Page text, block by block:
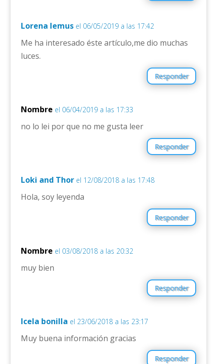
Lorena lemus el 06/05/2019 a las 17:42
Me ha interesado éste artículo,me dio muchas
luces.
Responder
Nombre el 06/04/2019 a las 17:33
no lo lei por que no me gusta leer
Responder
Loki and Thor el 12/08/2018 a las 17:48
Hola, soy leyenda
Responder
Nombre el 03/08/2018 a las 20:32
muy bien
Responder
Icela bonilla el 23/06/2018 a las 23:17
Muy buena información gracias
Responder